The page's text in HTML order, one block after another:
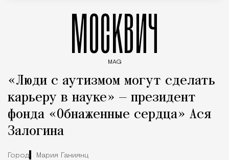
МОСКВИЧ
MAG
«Люди с аутизмом могут сделать
карьеру в науке» — президент
фонда «Обнаженные сердца» Ася
Залогина
Город Мария Ганиянц